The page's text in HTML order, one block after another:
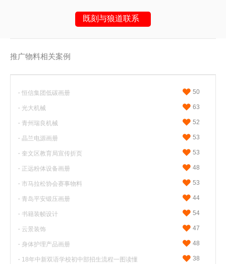
既刻与狼道联系
或请拨打18053617900
推广物料相关案例
· 恒信集团低碳画册 50
· 光大机械 63
· 青州瑞良机械 52
· 晶兰电源画册 53
· 奎文区教育局宣传折页 53
· 正远粉体设备画册 48
· 市马拉松协会赛事物料 53
· 青岛平安锻压画册 44
· 书籍装帧设计 54
· 云景装饰 47
· 身体护理产品画册 48
· 18年中新双语学校初中部招生流程一图读懂 38